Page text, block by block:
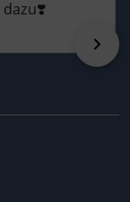
dazu❣️
vor